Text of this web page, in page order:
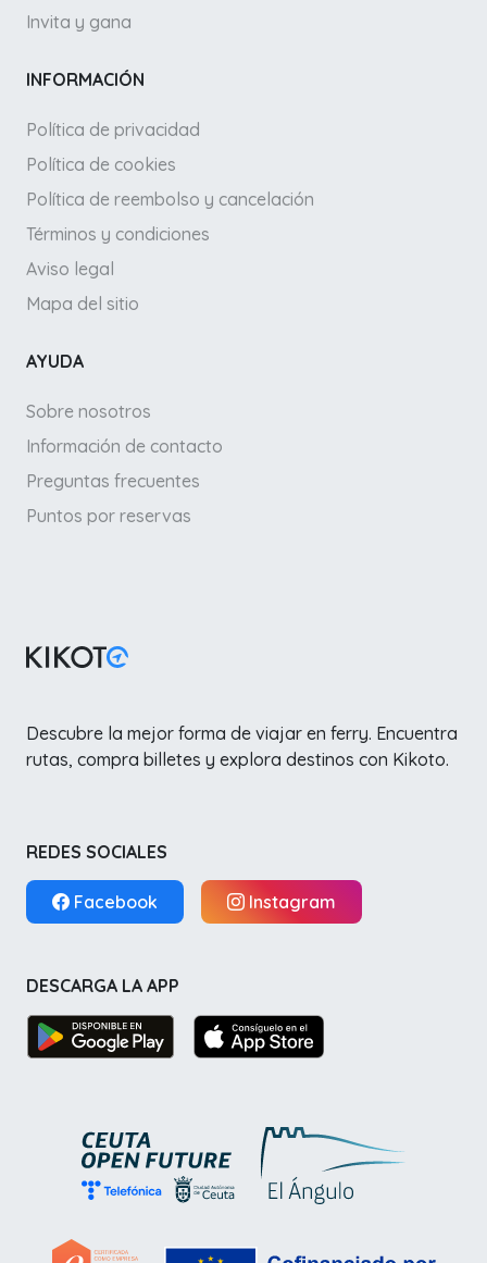
Invita y gana
INFORMACIÓN
Política de privacidad
Política de cookies
Política de reembolso y cancelación
Términos y condiciones
Aviso legal
Mapa del sitio
AYUDA
Sobre nosotros
Información de contacto
Preguntas frecuentes
Puntos por reservas
Descubre la mejor forma de viajar en ferry. Encuentra
rutas, compra billetes y explora destinos con Kikoto.
REDES SOCIALES
Facebook Instagram
DESCARGA LA APP